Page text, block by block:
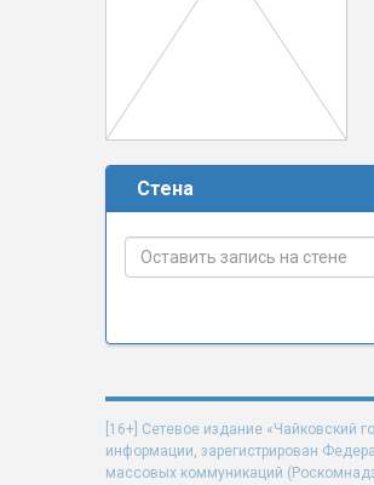
Стена
[16+] Сетевое издание «Чайковский
информации, зарегистрирован
массовых коммуникаций